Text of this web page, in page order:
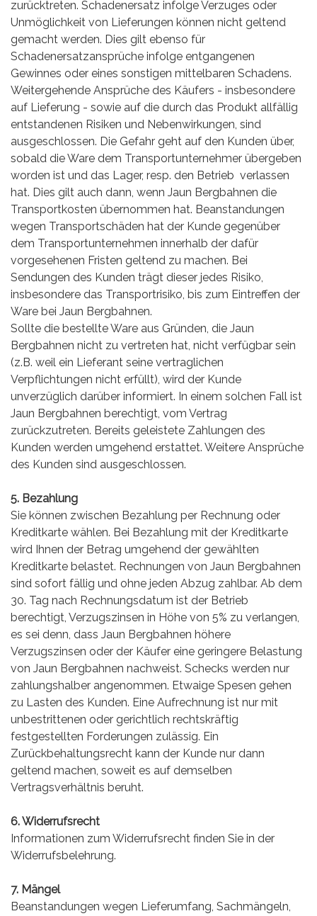
zurücktreten. Schadenersatz infolge Verzuges oder
Unmöglichkeit von Lieferungen können nicht geltend
gemacht werden. Dies gilt ebenso für
Schadenersatzansprüche infolge entgangenen
Gewinnes oder eines sonstigen mittelbaren Schadens.
Weitergehende Ansprüche des Käufers - insbesondere
auf Lieferung - sowie auf die durch das Produkt allfällig
entstandenen Risiken und Nebenwirkungen, sind
ausgeschlossen. Die Gefahr geht auf den Kunden über,
sobald die Ware dem Transportunternehmer übergeben
worden ist und das Lager, resp. den Betrieb verlassen
hat. Dies gilt auch dann, wenn Jaun Bergbahnen die
Transportkosten übernommen hat. Beanstandungen
wegen Transportschäden hat der Kunde gegenüber
dem Transportunternehmen innerhalb der dafür
vorgesehenen Fristen geltend zu machen. Bei
Sendungen des Kunden trägt dieser jedes Risiko,
insbesondere das Transportrisiko, bis zum Eintreffen der
Ware bei Jaun Bergbahnen.
Sollte die bestellte Ware aus Gründen, die Jaun
Bergbahnen nicht zu vertreten hat, nicht verfügbar sein
(z.B. weil ein Lieferant seine vertraglichen
Verpflichtungen nicht erfüllt), wird der Kunde
unverzüglich darüber informiert. In einem solchen Fall ist
Jaun Bergbahnen berechtigt, vom Vertrag
zurückzutreten. Bereits geleistete Zahlungen des
Kunden werden umgehend erstattet. Weitere Ansprüche
des Kunden sind ausgeschlossen.
5. Bezahlung
Sie können zwischen Bezahlung per Rechnung oder
Kreditkarte wählen. Bei Bezahlung mit der Kreditkarte
wird Ihnen der Betrag umgehend der gewählten
Kreditkarte belastet. Rechnungen von Jaun Bergbahnen
sind sofort fällig und ohne jeden Abzug zahlbar. Ab dem
30. Tag nach Rechnungsdatum ist der Betrieb
berechtigt, Verzugszinsen in Höhe von 5% zu verlangen,
es sei denn, dass Jaun Bergbahnen höhere
Verzugszinsen oder der Käufer eine geringere Belastung
von Jaun Bergbahnen nachweist. Schecks werden nur
zahlungshalber angenommen. Etwaige Spesen gehen
zu Lasten des Kunden. Eine Aufrechnung ist nur mit
unbestrittenen oder gerichtlich rechtskräftig
festgestellten Forderungen zulässig. Ein
Zurückbehaltungsrecht kann der Kunde nur dann
geltend machen, soweit es auf demselben
Vertragsverhältnis beruht.
6. Widerrufsrecht
Informationen zum Widerrufsrecht finden Sie in der
Widerrufsbelehrung.
7. Mängel
Beanstandungen wegen Lieferumfang, Sachmängeln,